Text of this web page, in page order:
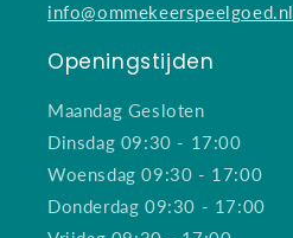
info@ommekeerspeelgoed.nl
Openingstijden
Maandag Gesloten
Dinsdag 09:30 - 17:00
Woensdag 09:30 - 17:00
Donderdag 09:30 - 17:00